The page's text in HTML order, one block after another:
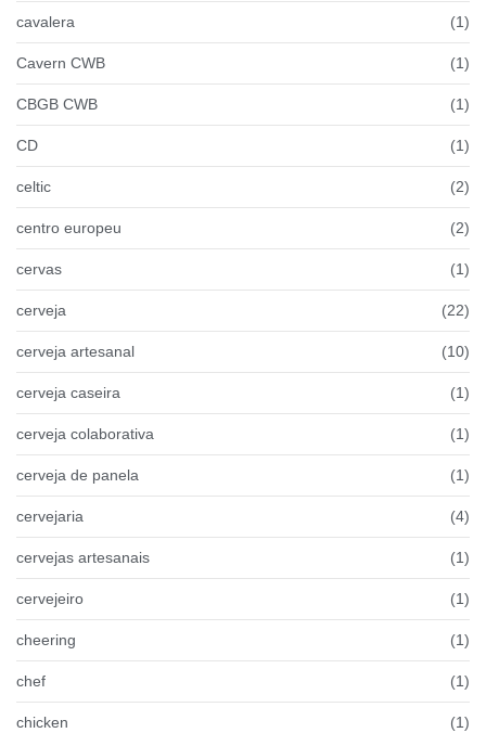
cavalera (1)
Cavern CWB (1)
CBGB CWB (1)
CD (1)
celtic (2)
centro europeu (2)
cervas (1)
cerveja (22)
cerveja artesanal (10)
cerveja caseira (1)
cerveja colaborativa (1)
cerveja de panela (1)
cervejaria (4)
cervejas artesanais (1)
cervejeiro (1)
cheering (1)
chef (1)
chicken (1)